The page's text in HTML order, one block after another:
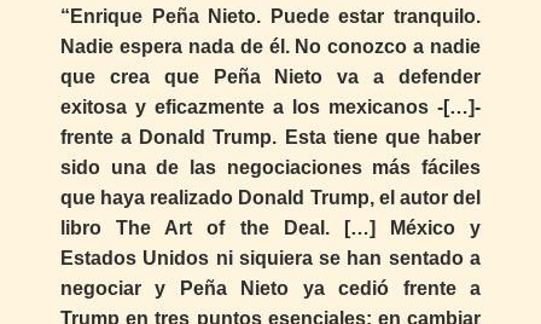
“Enrique Peña Nieto. Puede estar tranquilo.
Nadie espera nada de él. No conozco a nadie
que crea que Peña Nieto va a defender
exitosa y eficazmente a los mexicanos -[…]-
frente a Donald Trump. Esta tiene que haber
sido una de las negociaciones más fáciles
que haya realizado Donald Trump, el autor del
libro The Art of the Deal. […] México y
Estados Unidos ni siquiera se han sentado a
negociar y Peña Nieto ya cedió frente a
Trump en tres puntos esenciales: en cambiar